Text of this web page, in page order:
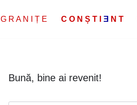
G R A N I Ț E C O N Ș T E N T
Bună, bine ai revenit!